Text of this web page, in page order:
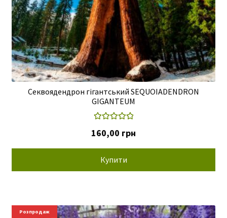
г
р
н
Секвоядендрон гігантський SEQUOIADENDRON
GIGANTEUM
5.00 з 5
160,00 грн
Купити
Розпродаж